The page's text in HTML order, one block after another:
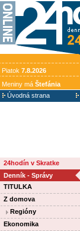
Piatok 7.8.2026
Meniny má Štefánia
Úvodná strana
24hodín v Skratke
Denník - Správy
TITULKA
Z domova
Regióny
Ekonomika